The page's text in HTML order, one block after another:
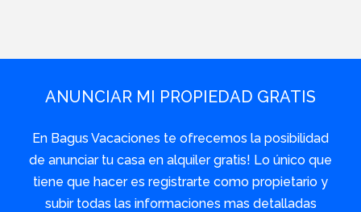
ANUNCIAR MI PROPIEDAD GRATIS
En Bagus Vacaciones te ofrecemos la posibilidad
de anunciar tu casa en alquiler gratis! Lo único que
tiene que hacer es registrarte como propietario y
subir todas las informaciones mas detalladas